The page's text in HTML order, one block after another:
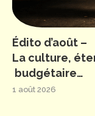
Édito d’août –
La culture,
budgétaire…
1 août 2026